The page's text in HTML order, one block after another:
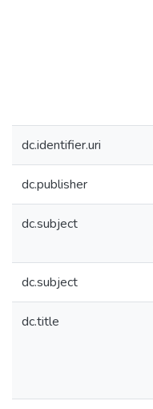
dc.identifier.uri
dc.publisher
dc.subject
dc.subject
dc.title